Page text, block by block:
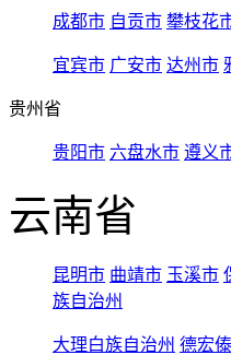
成都市 自贡市 攀枝花
宜宾市 广安市 达州市
贵州省
贵阳市 六盘水市 遵义
云南省
昆明市 曲靖市 玉溪市
族自治州
大理白族自治州 德宏